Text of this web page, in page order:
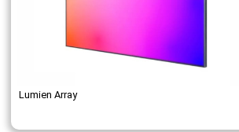
Lumien Array